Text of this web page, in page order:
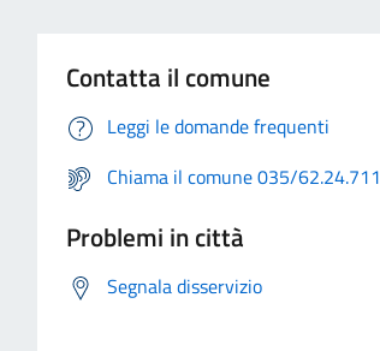
Contatta il comune
Leggi le domande frequenti
Chiama il comune 035/62.24.711
Problemi in città
Segnala disservizio